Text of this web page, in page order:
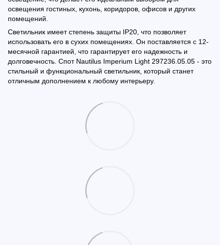
освещения гостиных, кухонь, коридоров, офисов и других
помещений.
Светильник имеет степень защиты IP20, что позволяет
использовать его в сухих помещениях. Он поставляется с 12-
месячной гарантией, что гарантирует его надежность и
долговечность. Спот Nautilus Imperium Light 297236.05.05 - это
стильный и функциональный светильник, который станет
отличным дополнением к любому интерьеру.